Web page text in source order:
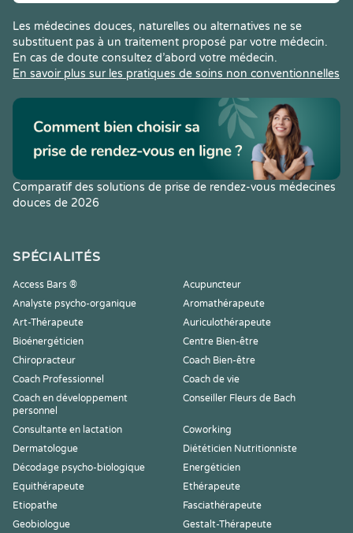
Les médecines douces, naturelles ou alternatives ne se
substituent pas à un traitement proposé par votre médecin.
En cas de doute consultez d’abord votre médecin.
En savoir plus sur les pratiques de soins non conventionnelles
Comparatif des solutions de prise de rendez-vous médecines
douces de 2026
SPÉCIALITÉS
Access Bars ®
Acupuncteur
Analyste psycho-organique
Aromathérapeute
Art-Thérapeute
Auriculothérapeute
Bioénergéticien
Centre Bien-être
Chiropracteur
Coach Bien-être
Coach Professionnel
Coach de vie
Coach en développement
personnel
Conseiller Fleurs de Bach
Consultante en lactation
Coworking
Dermatologue
Diététicien Nutritionniste
Décodage psycho-biologique
Energéticien
Equithérapeute
Ethérapeute
Etiopathe
Fasciathérapeute
Geobiologue
Gestalt-Thérapeute